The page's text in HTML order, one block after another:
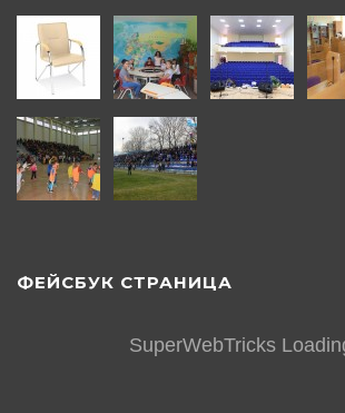
ФЕЙСБУК СТРАНИЦА
SuperWebTricks